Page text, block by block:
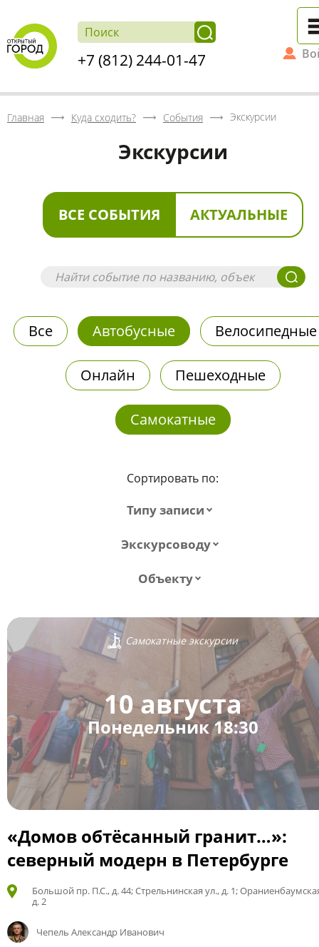
+7 (812) 244-01-47
Главная Куда сходить? События Экскурсии
Экскурсии
ВСЕ СОБЫТИЯ АКТУАЛЬНЫЕ
Все Автобусные Велосипедные
Онлайн Пешеходные
Самокатные
Сортировать по:
Типу записи
Экскурсоводу
Объекту
Самокатные экскурсии
10 августа
Понедельник 18:30
«Домов обтёсанный гранит…»:
северный модерн в Петербурге
Большой пр. П.С., д. 44; Стрельнинская ул., д. 1;
д. 2
Чепель Александр Иванович